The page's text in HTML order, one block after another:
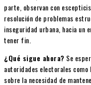
parte, observan con
resolución de problemas
inseguridad urbana, hacia un
tener fin.
¿Qué sigue ahora? Se
autoridades electorales
sobre la necesidad de